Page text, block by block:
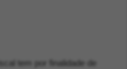
tem por finalidade de